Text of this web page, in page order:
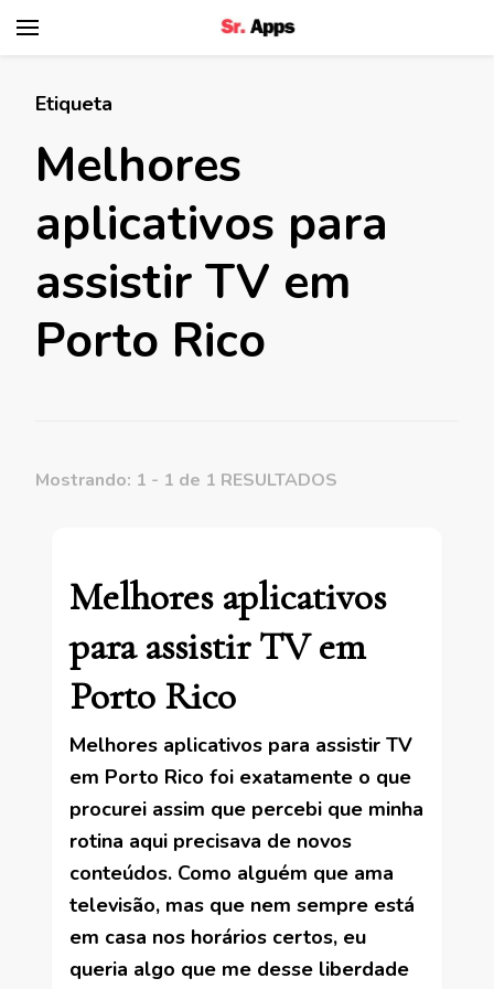
Etiqueta
Melhores
aplicativos para
assistir TV em
Porto Rico
Mostrando: 1 - 1 de 1 RESULTADOS
Melhores aplicativos
para assistir TV em
Porto Rico
Melhores aplicativos para assistir TV
em Porto Rico foi exatamente o que
procurei assim que percebi que minha
rotina aqui precisava de novos
conteúdos. Como alguém que ama
televisão, mas que nem sempre está
em casa nos horários certos, eu
queria algo que me desse liberdade